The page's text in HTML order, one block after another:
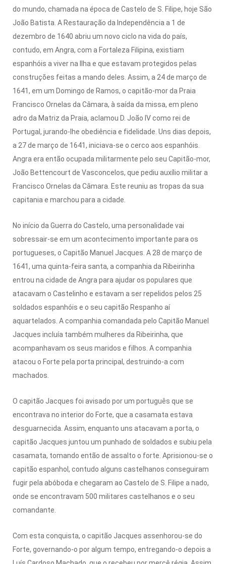
do mundo, chamada na época de Castelo de S. Filipe, hoje São
João Batista. A Restauração da Independência a 1 de
dezembro de 1640 abriu um novo ciclo na vida do país,
contudo, em Angra, com a Fortaleza Filipina, existiam
espanhóis a viver na Ilha e que estavam protegidos pelas
construções feitas a mando deles. Assim, a 24 de março de
1641, em um Domingo de Ramos, o capitão-mor da Praia
Francisco Ornelas da Câmara, à saída da missa, em pleno
adro da Matriz da Praia, aclamou D. João IV como rei de
Portugal, jurando-lhe obediência e fidelidade. Uns dias depois,
a 27 de março de 1641, iniciava-se o cerco aos espanhóis.
Angra era então ocupada militarmente pelo seu Capitão-mor,
João Bettencourt de Vasconcelos, que pediu auxílio militar a
Francisco Ornelas da Câmara. Este reuniu as tropas da sua
capitania e marchou para a cidade.
No início da Guerra do Castelo, uma personalidade vai
sobressair-se em um acontecimento importante para os
portugueses, o Capitão Manuel Jacques. A 28 de março de
1641, uma quinta-feira santa, a companhia da Ribeirinha
entrou na cidade de Angra para ajudar os populares que
atacavam o Castelinho e estavam a ser repelidos pelos 25
soldados espanhóis e o seu capitão Respanho aí
aquartelados. A companhia comandada pelo Capitão Manuel
Jacques incluía também mulheres da Ribeirinha, que
acompanhavam os seus maridos e filhos. A companhia
atacou o Forte pela porta principal, destruindo-a com
machados.
O capitão Jacques foi avisado por um português que se
encontrava no interior do Forte, que a casamata estava
desguarnecida. Assim, enquanto uns atacavam a porta, o
capitão Jacques juntou um punhado de soldados e subiu pela
casamata, tomando então de assalto o forte. Aprisionou-se o
capitão espanhol, contudo alguns castelhanos conseguiram
fugir pela abóboda e chegaram ao Castelo de S. Filipe a nado,
onde se encontravam 500 militares castelhanos e o seu
comandante.
Com esta conquista, o capitão Jacques assenhorou-se do
Forte, governando-o por algum tempo, entregando-o depois a